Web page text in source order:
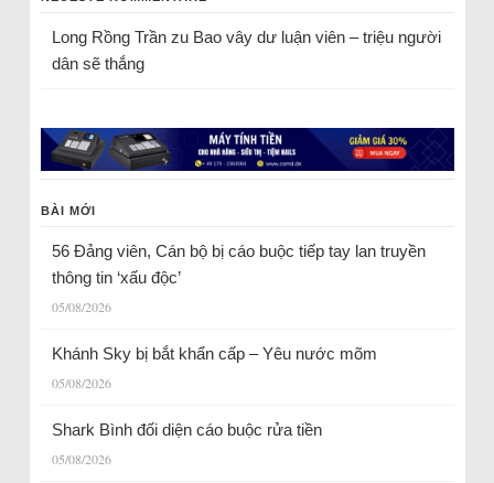
Long Rồng Trầnzu Bao vây dư luận viên – triệu người
dân sẽ thắng
BÀI MỚI
56 Đảng viên, Cán bộ bị cáo buộc tiếp tay lan truyền
thông tin ‘xấu độc’
05/08/2026
Khánh Sky bị bắt khẩn cấp – Yêu nước mõm
05/08/2026
Shark Bình đối diện cáo buộc rửa tiền
05/08/2026